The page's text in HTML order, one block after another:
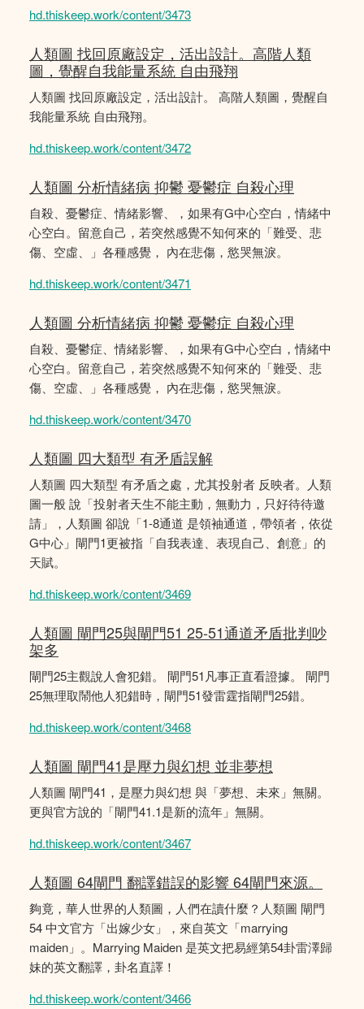
hd.thiskeep.work/content/3473
人類圖 找回原廠設定，活出設計。高階人類
圖，覺醒自我能量系統 自由飛翔
人類圖 找回原廠設定，活出設計。 高階人類圖，覺醒自
我能量系統 自由飛翔。
hd.thiskeep.work/content/3472
人類圖 分析情緒病 抑鬱 憂鬱症 自殺心理
自殺、憂鬱症、情緒影響、，如果有G中心空白，情緒中
心空白。留意自己，若突然感覺不知何來的「難受、悲
傷、空虛、」各種感覺， 內在悲傷，慾哭無淚。
hd.thiskeep.work/content/3471
人類圖 分析情緒病 抑鬱 憂鬱症 自殺心理
自殺、憂鬱症、情緒影響、，如果有G中心空白，情緒中
心空白。留意自己，若突然感覺不知何來的「難受、悲
傷、空虛、」各種感覺， 內在悲傷，慾哭無淚。
hd.thiskeep.work/content/3470
人類圖 四大類型 有矛盾誤解
人類圖 四大類型 有矛盾之處，尤其投射者 反映者。人類
圖一般 說「投射者天生不能主動，無動力，只好待待邀
請」，人類圖 卻說「1-8通道 是領袖通道，帶領者，依從
G中心」閘門1更被指「自我表達、表現自己、創意」的
天賦。
hd.thiskeep.work/content/3469
人類圖 閘門25與閘門51 25-51通道矛盾批判吵
架多
閘門25主觀說人會犯錯。 閘門51凡事正直看證據。 閘門
25無理取鬧他人犯錯時，閘門51發雷霆指閘門25錯。
hd.thiskeep.work/content/3468
人類圖 閘門41是壓力與幻想 並非夢想
人類圖 閘門41，是壓力與幻想 與「夢想、未來」無關。
更與官方說的「閘門41.1是新的流年」無關。
hd.thiskeep.work/content/3467
人類圖 64閘門 翻譯錯誤的影響 64閘門來源。
夠竟，華人世界的人類圖，人們在讀什麼？人類圖 閘門
54 中文官方「出嫁少女」，來自英文「marrying
maiden」。Marrying Maiden 是英文把易經第54卦雷澤歸
妹的英文翻譯，卦名直譯！
hd.thiskeep.work/content/3466